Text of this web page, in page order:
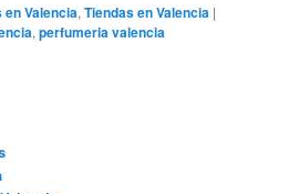
Valencia,Tiendas en Valencia |
,perfumeria valencia